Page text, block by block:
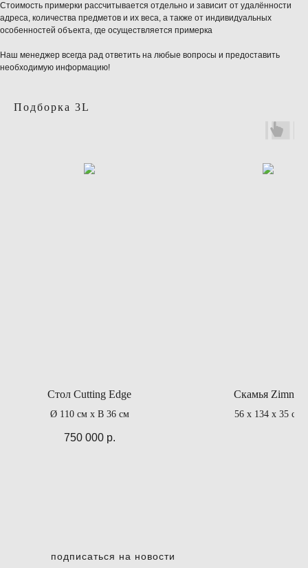
Стоимость примерки рассчитывается отдельно и зависит от удалённости
адреса, количества предметов и их веса, а также от индивидуальных
особенностей объекта, где осуществляется примерка
Наш менеджер всегда рад ответить на любые вопросы и предоставить
необходимую информацию!
Подборка 3L
Стол Cutting Edge
Ø 110 см x В 36 см
750 000 р.
Скамья Zimnik
56 x 134 x 35 cм
подписаться на новости